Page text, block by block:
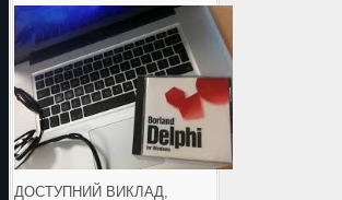
ДОСТУПНИЙ ВИКЛАД,